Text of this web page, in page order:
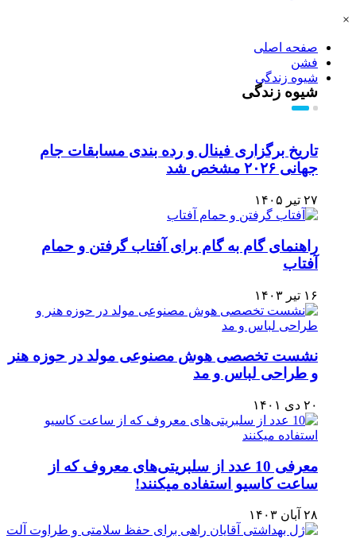
×
صفحه اصلی
فشن
شیوه زندگی
شیوه زندگی
تاریخ برگزاری فینال و رده‌ بندی مسابقات جام
جهانی ۲۰۲۶ مشخص شد
۲۷ تیر ۱۴۰۵
راهنمای گام به گام برای آفتاب گرفتن و حمام
آفتاب
۱۶ تیر ۱۴۰۳
نشست تخصصی هوش مصنوعی مولد در حوزه هنر
و طراحی لباس و مد
۲۰ دی ۱۴۰۱
معرفی 10 عدد از سلبریتی‌های معروف که از
ساعت کاسیو استفاده میکنند!
۲۸ آبان ۱۴۰۳